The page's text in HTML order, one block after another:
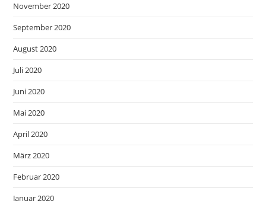
November 2020
September 2020
August 2020
Juli 2020
Juni 2020
Mai 2020
April 2020
März 2020
Februar 2020
Januar 2020